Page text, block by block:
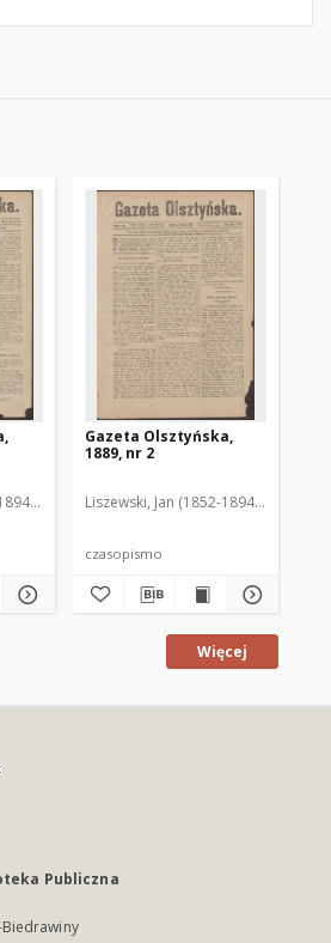
Red.
Gazeta Olsztyńska,
1889, nr 2
Liszewski, Jan (1852-1894). Red.
czasopismo
Więcej
Publiczna